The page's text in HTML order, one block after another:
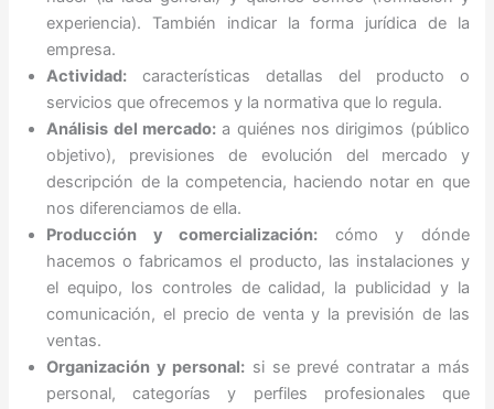
experiencia). También indicar la forma jurídica de la
empresa.
Actividad: características detallas del producto o
servicios que ofrecemos y la normativa que lo regula.
Análisis del mercado: a quiénes nos dirigimos (público
objetivo), previsiones de evolución del mercado y
descripción de la competencia, haciendo notar en que
nos diferenciamos de ella.
Producción y comercialización: cómo y dónde
hacemos o fabricamos el producto, las instalaciones y
el equipo, los controles de calidad, la publicidad y la
comunicación, el precio de venta y la previsión de las
ventas.
Organización y personal: si se prevé contratar a más
personal, categorías y perfiles profesionales que